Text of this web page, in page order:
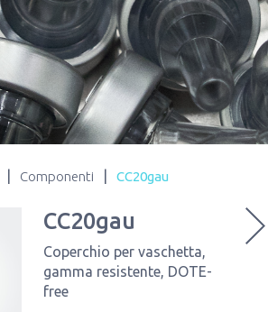
Componenti CC20gau
CC20gau
Coperchio per vaschetta,
gamma resistente, DOTE-
free